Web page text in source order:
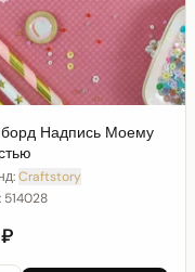
Надпись Моему
Craftstory
514028